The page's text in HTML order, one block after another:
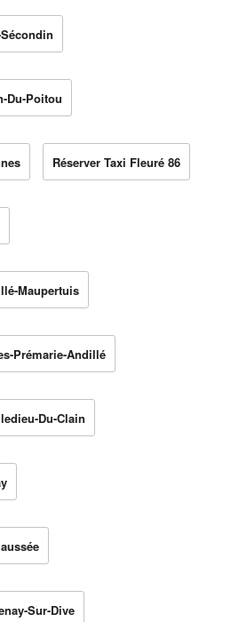
Du-Poitou
Réserver Taxi Fleuré 86
Maupertuis
Prémarie-Andillé
Du-Clain
Sur-Dive